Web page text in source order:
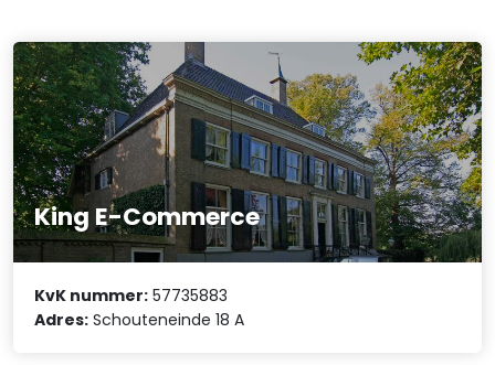
King E-Commerce
KvK nummer: 57735883
Adres: Schouteneinde 18 A